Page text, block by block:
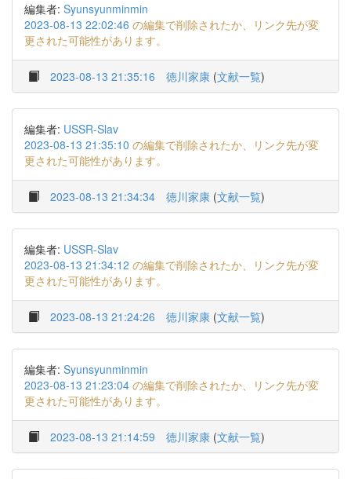
編集者: Syunsyunminmin
2023-08-13 22:02:46 の編集で削除されたか、リンク先が変
更された可能性があります。
2023-08-13 21:35:16 徳川家康 (文献一覧)
編集者: USSR-Slav
2023-08-13 21:35:10 の編集で削除されたか、リンク先が変
更された可能性があります。
2023-08-13 21:34:34 徳川家康 (文献一覧)
編集者: USSR-Slav
2023-08-13 21:34:12 の編集で削除されたか、リンク先が変
更された可能性があります。
2023-08-13 21:24:26 徳川家康 (文献一覧)
編集者: Syunsyunminmin
2023-08-13 21:23:04 の編集で削除されたか、リンク先が変
更された可能性があります。
2023-08-13 21:14:59 徳川家康 (文献一覧)